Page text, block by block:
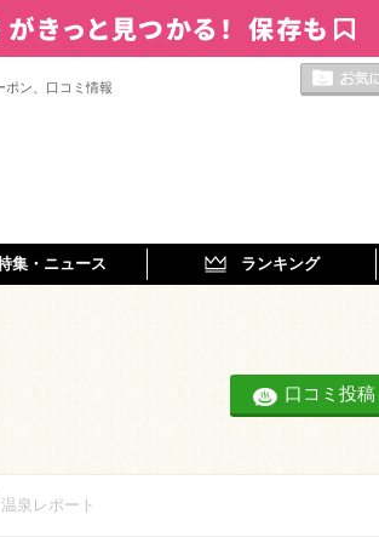
ポン、口コミ情報
集・ニュース ランキング
口コミ投稿
温泉レポート